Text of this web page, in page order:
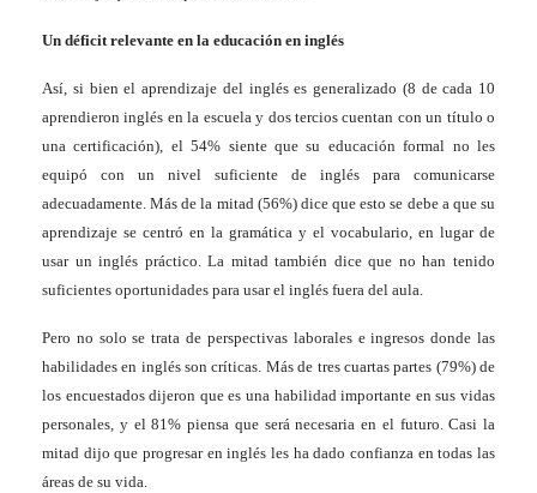
Un déficit relevante en la educación en inglés
Así, si bien el aprendizaje del inglés es generalizado (8 de cada 10
aprendieron inglés en la escuela y dos tercios cuentan con un título o
una certificación), el 54% siente que su educación formal no les
equipó con un nivel suficiente de inglés para comunicarse
adecuadamente. Más de la mitad (56%) dice que esto se debe a que su
aprendizaje se centró en la gramática y el vocabulario, en lugar de
usar un inglés práctico. La mitad también dice que no han tenido
suficientes oportunidades para usar el inglés fuera del aula.
Pero no solo se trata de perspectivas laborales e ingresos donde las
habilidades en inglés son críticas. Más de tres cuartas partes (79%) de
los encuestados dijeron que es una habilidad importante en sus vidas
personales, y el 81% piensa que será necesaria en el futuro. Casi la
mitad dijo que progresar en inglés les ha dado confianza en todas las
áreas de su vida.